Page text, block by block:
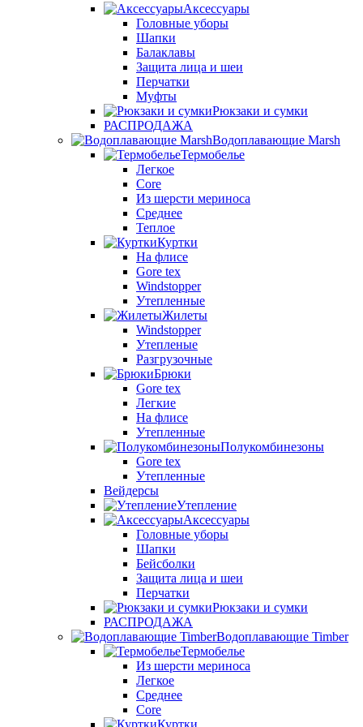
Аксессуары
Головные уборы
Шапки
Балаклавы
Защита лица и шеи
Перчатки
Муфты
Рюкзаки и сумки
РАСПРОДАЖА
Водоплавающие Marsh
Термобелье
Легкое
Core
Из шерсти мериноса
Среднее
Теплое
Куртки
На флисе
Gore tex
Windstopper
Утепленные
Жилеты
Windstopper
Утепленые
Разгрузочные
Брюки
Gore tex
Легкие
На флисе
Утепленные
Полукомбинезоны
Gore tex
Утепленные
Вейдерсы
Утепление
Аксессуары
Головные уборы
Шапки
Бейсболки
Защита лица и шеи
Перчатки
Рюкзаки и сумки
РАСПРОДАЖА
Водоплавающие Timber
Термобелье
Из шерсти мериноса
Легкое
Среднее
Core
Куртки